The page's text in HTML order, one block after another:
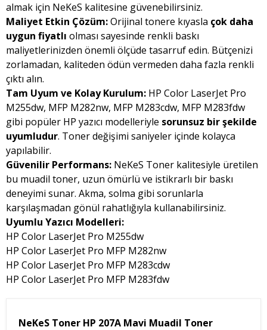
almak için NeKeS kalitesine güvenebilirsiniz.
Maliyet Etkin Çözüm:Orijinal tonere kıyasla çok daha
uygun fiyatlı olması sayesinde renkli baskı
maliyetlerinizden önemli ölçüde tasarruf edin. Bütçenizi
zorlamadan, kaliteden ödün vermeden daha fazla renkli
çıktı alın.
Tam Uyum ve Kolay Kurulum: HP Color LaserJet Pro
M255dw, MFP M282nw, MFP M283cdw, MFP M283fdw
gibi popüler HP yazıcı modelleriyle sorunsuz bir şekilde
uyumludur. Toner değişimi saniyeler içinde kolayca
yapılabilir.
Güvenilir Performans: NeKeS Toner kalitesiyle üretilen
bu muadil toner, uzun ömürlü ve istikrarlı bir baskı
deneyimi sunar. Akma, solma gibi sorunlarla
karşılaşmadan gönül rahatlığıyla kullanabilirsiniz.
Uyumlu Yazıcı Modelleri:
HP Color LaserJet Pro M255dw
HP Color LaserJet Pro MFP M282nw
HP Color LaserJet Pro MFP M283cdw
HP Color LaserJet Pro MFP M283fdw
NeKeS Toner HP 207A Mavi Muadil Toner